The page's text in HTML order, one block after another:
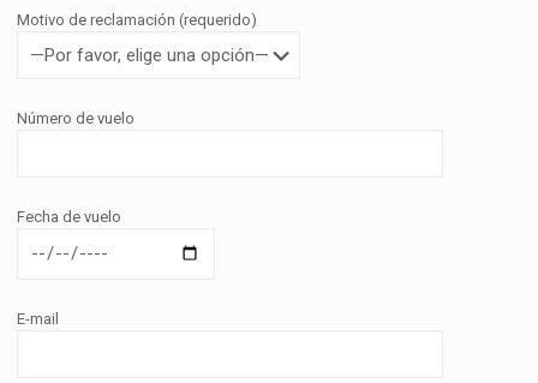
Motivo de reclamación (requerido)
Número de vuelo
Fecha de vuelo
E-mail